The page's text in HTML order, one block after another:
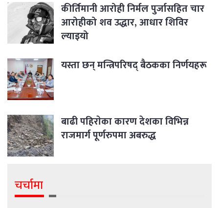
कीर्तिमानी आरोही निर्मल पुर्जासहित चार
आरोहीको शव उद्धार, आधार शिविर
ल्याइयो
यस्ता छन् मन्त्रिपरिषद् बैठकका निर्णयहरू
बाढी पहिराेका कारण देशका विभिन्न
राजमार्ग पूर्णरुपमा अबरुद्ध
चर्चामा